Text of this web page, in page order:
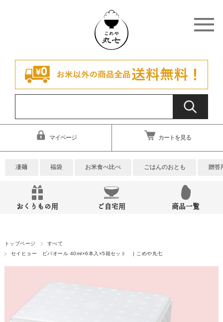
マイページ カートを見る
凄麺 福袋 お米食べ比べ ごはんのおとも 贈答
おくりもの用 ご自宅用 商品一覧
トップページ
すべて
セイヒョー ビバオール 40ml×6本入×5箱セット | こめや丸七